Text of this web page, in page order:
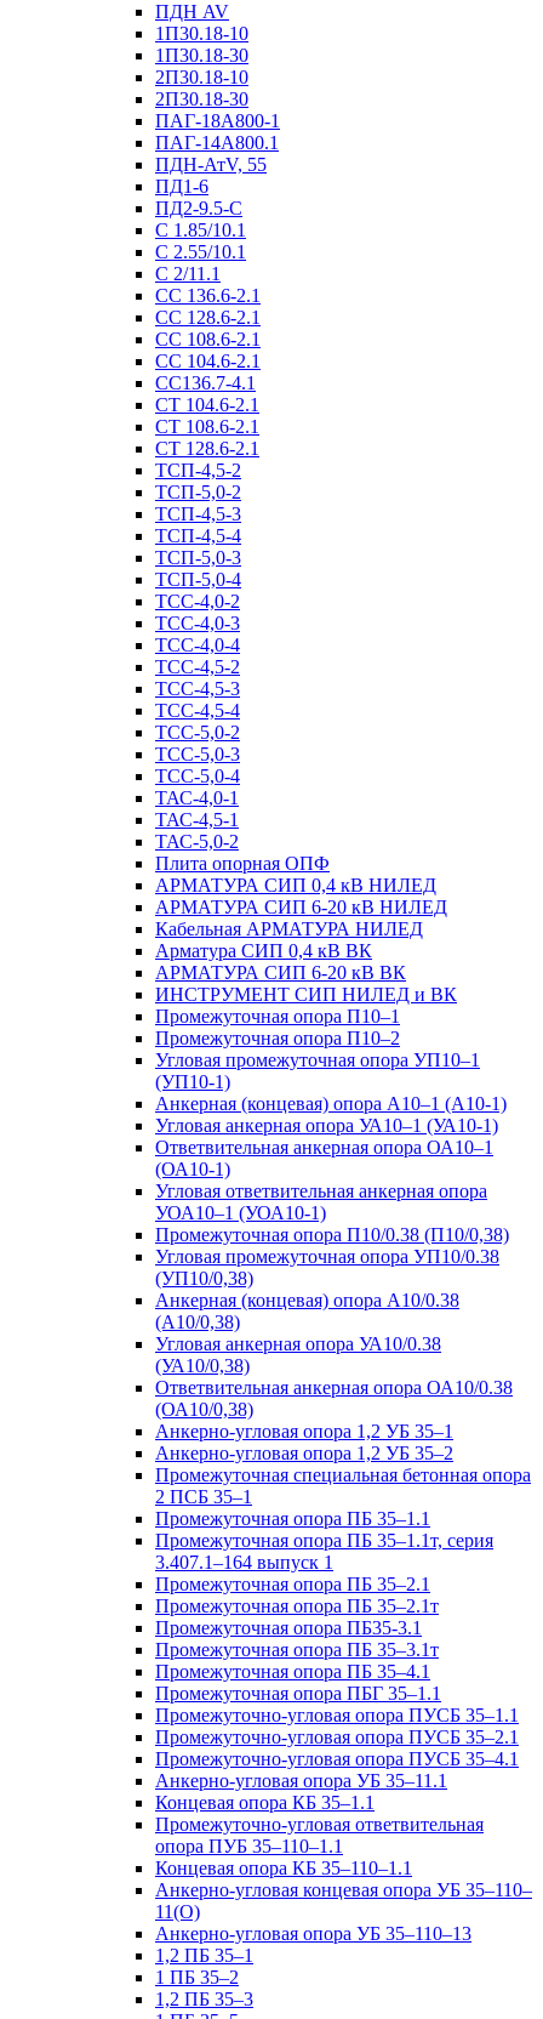
ПДН AV
1П30.18-10
1П30.18-30
2П30.18-10
2П30.18-30
ПАГ-18А800-1
ПАГ-14А800.1
ПДН-АтV, 55
ПД1-6
ПД2-9.5-С
С 1.85/10.1
С 2.55/10.1
С 2/11.1
СС 136.6-2.1
СС 128.6-2.1
СС 108.6-2.1
СС 104.6-2.1
СС136.7-4.1
СТ 104.6-2.1
СТ 108.6-2.1
СТ 128.6-2.1
ТСП-4,5-2
ТСП-5,0-2
ТСП-4,5-3
ТСП-4,5-4
ТСП-5,0-3
ТСП-5,0-4
ТСС-4,0-2
ТСС-4,0-3
ТСС-4,0-4
ТСС-4,5-2
ТСС-4,5-3
ТСС-4,5-4
ТСС-5,0-2
ТСС-5,0-3
ТСС-5,0-4
ТАС-4,0-1
ТАС-4,5-1
ТАС-5,0-2
Плита опорная ОПФ
АРМАТУРА СИП 0,4 кВ НИЛЕД
АРМАТУРА СИП 6-20 кВ НИЛЕД
Кабельная АРМАТУРА НИЛЕД
Арматура СИП 0,4 кВ ВК
АРМАТУРА СИП 6-20 кВ ВК
ИНСТРУМЕНТ СИП НИЛЕД и ВК
Промежуточная опора П10–1
Промежуточная опора П10–2
Угловая промежуточная опора УП10–1
(УП10-1)
Анкерная (концевая) опора А10–1 (А10-1)
Угловая анкерная опора УА10–1 (УА10-1)
Ответвительная анкерная опора ОА10–1
(ОА10-1)
Угловая ответвительная анкерная опора
УОА10–1 (УОА10-1)
Промежуточная опора П10/0.38 (П10/0,38)
Угловая промежуточная опора УП10/0.38
(УП10/0,38)
Анкерная (концевая) опора А10/0.38
(А10/0,38)
Угловая анкерная опора УА10/0.38
(УА10/0,38)
Ответвительная анкерная опора ОА10/0.38
(ОА10/0,38)
Анкерно-угловая опора 1,2 УБ 35–1
Анкерно-угловая опора 1,2 УБ 35–2
Промежуточная специальная бетонная опора
2 ПСБ 35–1
Промежуточная опора ПБ 35–1.1
Промежуточная опора ПБ 35–1.1т, серия
3.407.1–164 выпуск 1
Промежуточная опора ПБ 35–2.1
Промежуточная опора ПБ 35–2.1т
Промежуточная опора ПБ35-3.1
Промежуточная опора ПБ 35–3.1т
Промежуточная опора ПБ 35–4.1
Промежуточная опора ПБГ 35–1.1
Промежуточно-угловая опора ПУСБ 35–1.1
Промежуточно-угловая опора ПУСБ 35–2.1
Промежуточно-угловая опора ПУСБ 35–4.1
Анкерно-угловая опора УБ 35–11.1
Концевая опора КБ 35–1.1
Промежуточно-угловая ответвительная
опора ПУБ 35–110–1.1
Концевая опора КБ 35–110–1.1
Анкерно-угловая концевая опора УБ 35–110–
11(О)
Анкерно-угловая опора УБ 35–110–13
1,2 ПБ 35–1
1 ПБ 35–2
1,2 ПБ 35–3